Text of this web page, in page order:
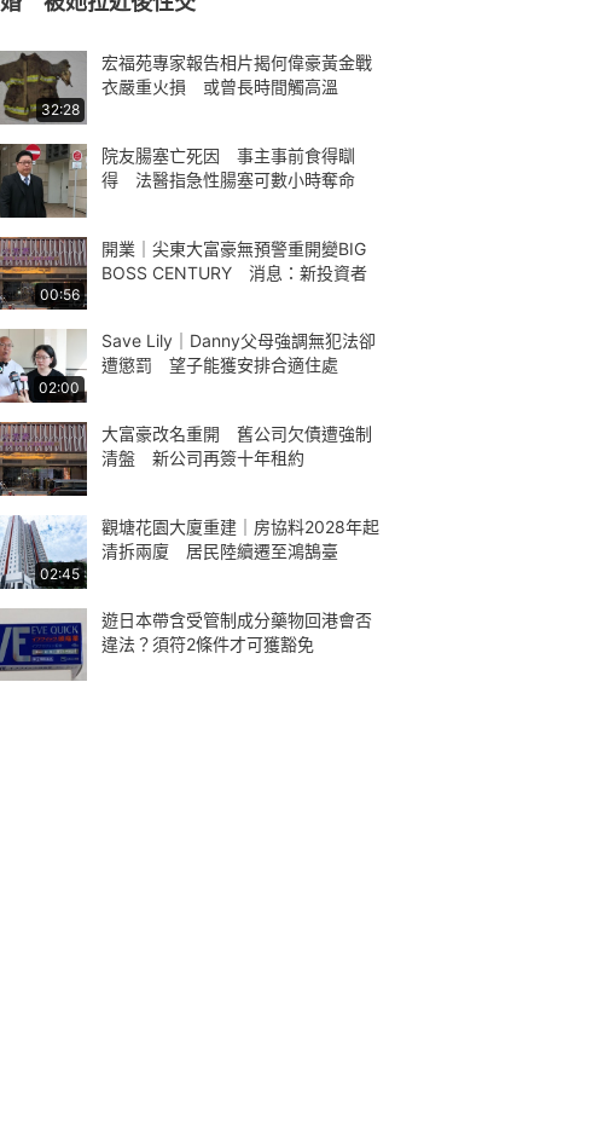
32:28
宏福苑專家報告相片揭何偉豪黃金戰
衣嚴重火損 或曾長時間觸高溫
院友腸塞亡死因 事主事前食得瞓
得 法醫指急性腸塞可數小時奪命
00:56
開業｜尖東大富豪無預警重開變BIG
BOSS CENTURY 消息：新投資者
02:00
Save Lily｜Danny父母強調無犯法卻
遭懲罰 望子能獲安排合適住處
大富豪改名重開 舊公司欠債遭強制
清盤 新公司再簽十年租約
02:45
觀塘花園大廈重建｜房協料2028年起
清拆兩廈 居民陸續遷至鴻鵠臺
遊日本帶含受管制成分藥物回港會否
違法？須符2條件才可獲豁免